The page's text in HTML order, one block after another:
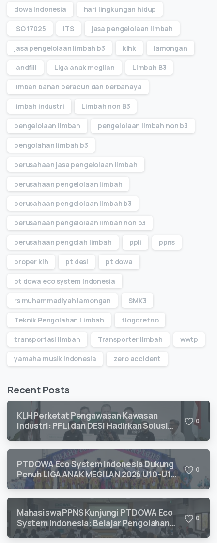
dowa Indonesia hari lingkungan hidup
ISO 17025 ITS jasa pengelolaan limbah
jasa pengelolaan limbah b3 klhk lamongan
landfill Liga anak megilan Limbah B3
limbah bahan beracun dan berbahaya
limbah industri Limbah non B3
pengelolaan limbah pengelolaan limbah non b3
pengolahan limbah b3
perusahaan jasa pengelolaan limbah
perusahaan pengelolaan limbah
perusahaan pengelolaan limbah b3
perusahaan pengelolaan limbah non b3
perusahaan pengolah limbah ppli ppns
proper klh pt desi pt dowa
pt dowa eco system Indonesia
rs muhammadiyah lamongan SMK3
Teknik Pengolahan Limbah tlogoretno
transportasi limbah Transporter limbah wwtp
yamaha musik indonesia zero accident
Recent Posts
KLH Perketat Pengawasan Kawasan
Industri: PPLI dan DESI Hadirkan Solusi
Kepatuhan Lingkungan
0
PT DOWA Eco System Indonesia Dukung
Penuh LIGA ANAK MEGILAN 2026 U10–U12
untuk Pengembangan Talenta Sepak Bola
0
Mahasiswa PPNS Kunjungi PT DOWA Eco
System Indonesia: Belajar Pengolahan
Limbah B3 Langsung dari Ahlinya
0